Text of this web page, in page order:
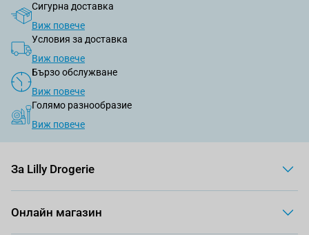
Сигурна доставка
Виж повече
Условия за доставка
Виж повече
Бързо обслужване
Виж повече
Голямо разнообразие
Виж повече
За Lilly Drogerie
Онлайн магазин